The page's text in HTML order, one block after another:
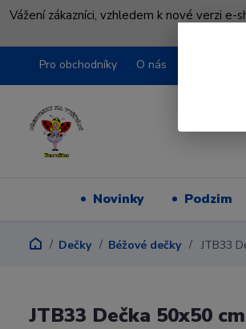
Vážení zákazníci, vzhledem k nové verzi
Pro obchodníky O nás
Novinky Podzim
Dečky Béžové dečky JTB33
JTB33 Dečka 50x50